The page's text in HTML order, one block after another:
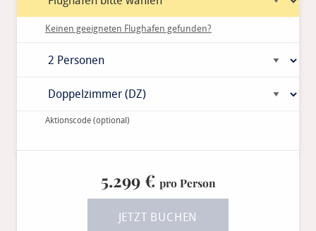
Keinen geeigneten Flughafen gefunden?
Aktionscode(optional)
5.299 € pro Person
JETZT BUCHEN